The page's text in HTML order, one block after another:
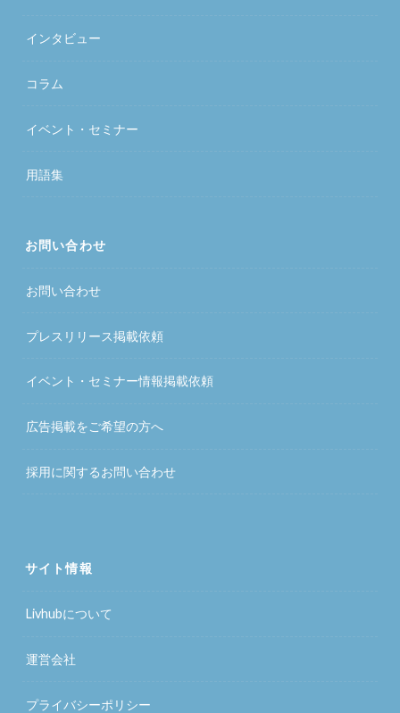
インタビュー
コラム
イベント・セミナー
用語集
お問い合わせ
お問い合わせ
プレスリリース掲載依頼
イベント・セミナー情報掲載依頼
広告掲載をご希望の方へ
採用に関するお問い合わせ
サイト情報
Livhubについて
運営会社
プライバシーポリシー